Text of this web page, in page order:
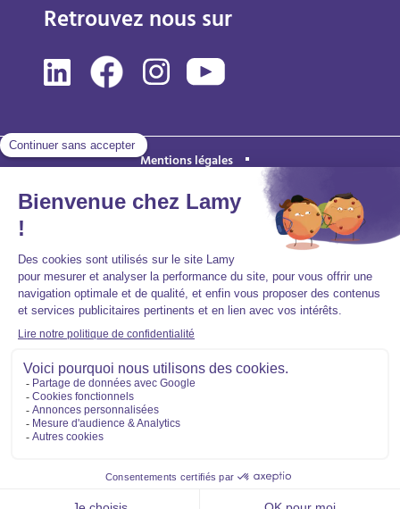
Retrouvez nous sur
Mentions légales
Politique de protection des données personnelles
Accessibilité : partiellement conforme